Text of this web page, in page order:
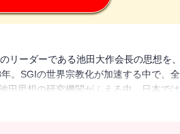
リーダーである池田大作会長の思想を、
。SGIの世界宗教化が加速する中で、全
田思想の研究機関がふえる中、日本では
現状を憂い、思想家としての池田SGI会